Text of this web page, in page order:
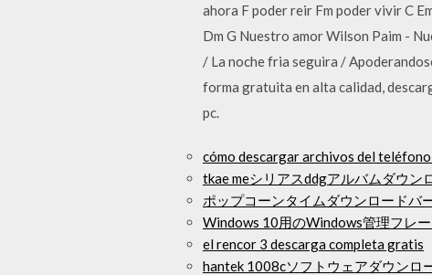
ahora F poder reir Fm poder vivir C
Dm G Nuestro amor Wilson Paim -
/ La noche fria seguira /
forma gratuita en alta calidad,
pc.
cómo descargar archivos del
tkae meシリアスddgアルバムダウン
ポップコーンタイムダウンロードバ
Windows 10用のWindows管理フレ
el rencor 3 descarga completa gratis
hantek 1008cソフトウェアダウンロ